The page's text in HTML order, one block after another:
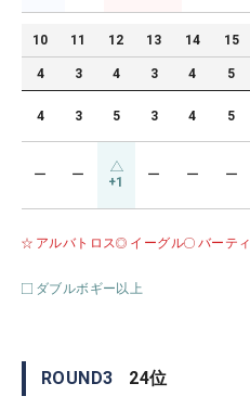
10 11 12 13 14 15
4 3 4 3 4 5
4 3 5 3 4 5
ー ー +1 ー ー ー
アルバトロス イーグル バーティ
ダブルボギー以上
ROUND3 24位